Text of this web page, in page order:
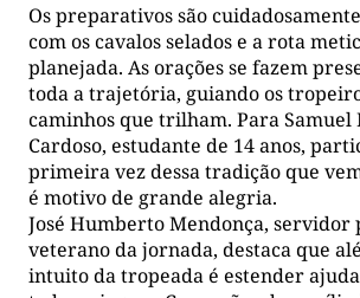
Os preparativos são
com os cavalos selados e a rota
planejada. As orações se fazem
toda a trajetória, guiando os
caminhos que trilham. Para Samuel
Cardoso, estudante de 14 anos,
primeira vez dessa tradição que
é motivo de grande alegria.
José Humberto Mendonça, servidor
veterano da jornada, destaca que
intuito da tropeada é estender